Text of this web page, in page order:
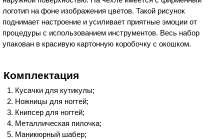
логотип на фоне изображения цветов. Такой рисунок
поднимает настроение и усиливает приятные эмоции от
процедуры с использованием инструментов. Весь набор
упакован в красивую картонную коробочку с окошком.
Комплектация
Кусачки для кутикулы;
Ножницы для ногтей;
Книпсер для ногтей;
Металлическая пилочка;
Маникюрный шабер;